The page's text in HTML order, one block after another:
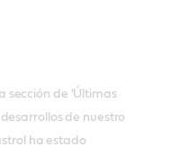
sección de 'Últimas
de nuestro
ha estado